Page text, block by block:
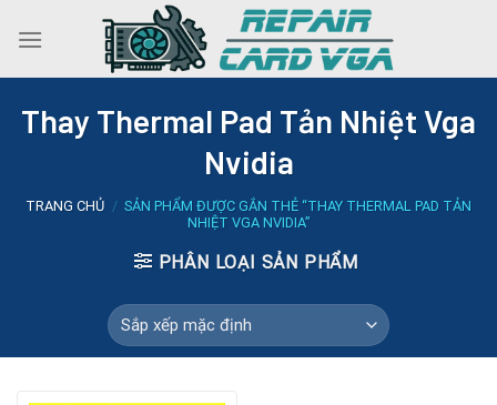
Thay Thermal Pad Tản Nhiệt Vga
Nvidia
TRANG CHỦ / SẢN PHẨM ĐƯỢC GẮN THẺ “THAY THERMAL PAD TẢN
NHIỆT VGA NVIDIA”
PHÂN LOẠI SẢN PHẨM